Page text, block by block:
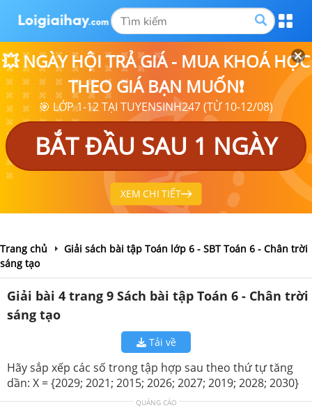
💥 NGÀY HỘI TRẢ GIÁ - MUA KHOÁ HỌC
THEO GIÁ BẠN MUỐN❗
🎯 LỚP 1-12 TẠI TUYENSINH247 (TỪ 10-12/08)
BẮT ĐẦU SAU 1 NGÀY
XEM CHI TIẾT
Trang chủ
Giải sách bài tập Toán lớp 6 - SBT Toán 6 - Chân trời
sáng tạo
Giải bài 4 trang 9 Sách bài tập Toán 6 - Chân trời
sáng tạo
Tải về
Hãy sắp xếp các số trong tập hợp sau theo thứ tự tăng
dần: X = {2029; 2021; 2015; 2026; 2027; 2019; 2028; 2030}
QUẢNG CÁO